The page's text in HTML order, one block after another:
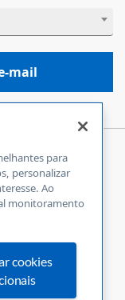
mail
para
personalizar
Ao
monitoramento
cookies